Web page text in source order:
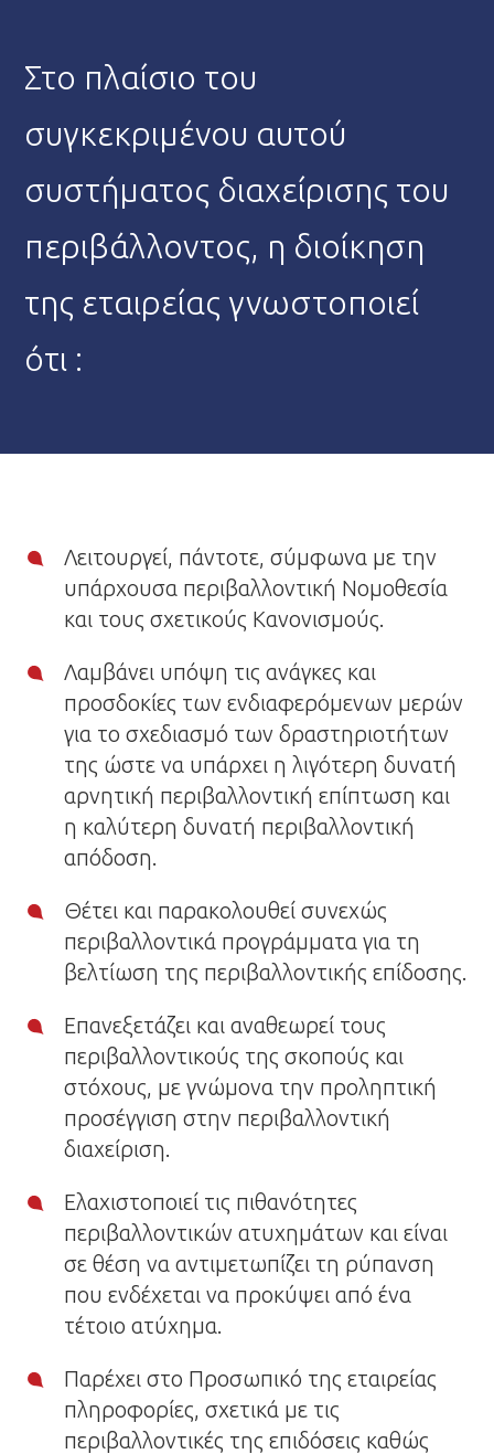
Στο πλαίσιο του
συγκεκριμένου αυτού
συστήματος διαχείρισης του
περιβάλλοντος, η διοίκηση
της εταιρείας γνωστοποιεί
ότι :
Λειτουργεί, πάντοτε, σύμφωνα με την
υπάρχουσα περιβαλλοντική Νομοθεσία
και τους σχετικούς Κανονισμούς.
Λαμβάνει υπόψη τις ανάγκες και
προσδοκίες των ενδιαφερόμενων μερών
για το σχεδιασμό των δραστηριοτήτων
της ώστε να υπάρχει η λιγότερη δυνατή
αρνητική περιβαλλοντική επίπτωση και
η καλύτερη δυνατή περιβαλλοντική
απόδοση.
Θέτει και παρακολουθεί συνεχώς
περιβαλλοντικά προγράμματα για τη
βελτίωση της περιβαλλοντικής επίδοσης.
Επανεξετάζει και αναθεωρεί τους
περιβαλλοντικούς της σκοπούς και
στόχους, με γνώμονα την προληπτική
προσέγγιση στην περιβαλλοντική
διαχείριση.
Ελαχιστοποιεί τις πιθανότητες
περιβαλλοντικών ατυχημάτων και είναι
σε θέση να αντιμετωπίζει τη ρύπανση
που ενδέχεται να προκύψει από ένα
τέτοιο ατύχημα.
Παρέχει στο Προσωπικό της εταιρείας
πληροφορίες, σχετικά με τις
περιβαλλοντικές της επιδόσεις καθώς